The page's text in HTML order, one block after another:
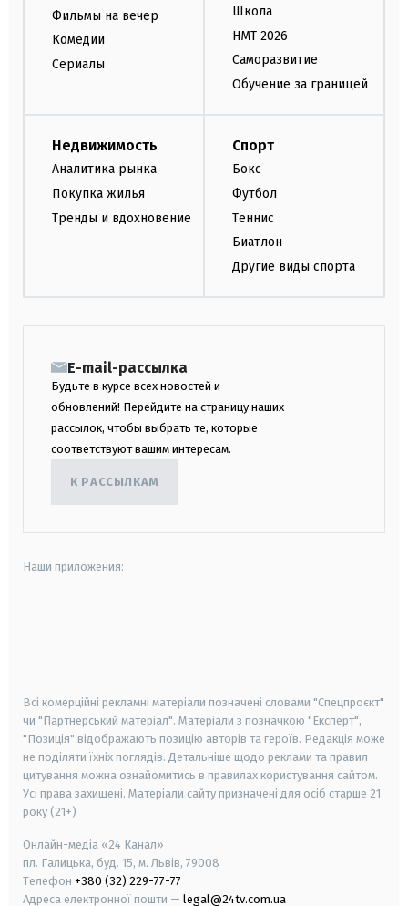
Фильмы на вечер
Комедии
Сериалы
Школа
НМТ 2026
Саморазвитие
Обучение за границей
Недвижимость
Аналитика рынка
Покупка жилья
Тренды и вдохновение
Спорт
Бокс
Футбол
Теннис
Биатлон
Другие виды спорта
E-mail-рассылка
Будьте в курсе всех новостей и
обновлений! Перейдите на страницу наших
рассылок, чтобы выбрать те, которые
соответствуют вашим интересам.
К РАССЫЛКАМ
Наши приложения:
Всі комерційні рекламні матеріали позначені словами "Спецпроєкт"
чи "Партнерський матеріал". Матеріали з позначкою "Експерт",
"Позиція" відображають позицію авторів та героїв. Редакція може
не поділяти їхніх поглядів. Детальніше щодо реклами та правил
цитування можна ознайомитись в правилах користування сайтом.
Усі права захищені. Матеріали сайту призначені для осіб старше 21
року (21+)
Онлайн-медіа «24 Канал»
пл. Галицька, буд. 15, м. Львів, 79008
Телефон +380 (32) 229-77-77
Адреса електронної пошти — legal@24tv.com.ua